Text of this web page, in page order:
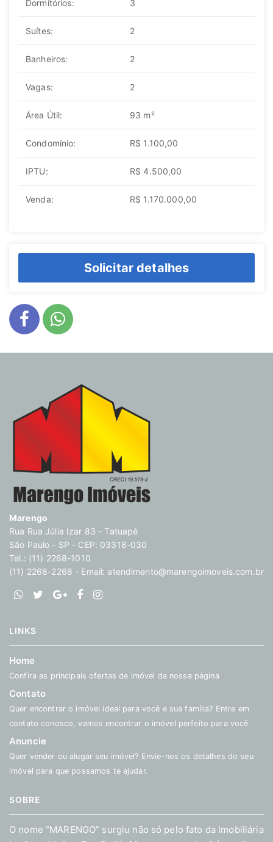
Dormitórios: 3
Suítes: 2
Banheiros: 2
Vagas: 2
Área Útil: 93 m²
Condomínio: R$ 1.100,00
IPTU: R$ 4.500,00
Venda: R$ 1.170.000,00
Solicitar detalhes
Marengo
Rua Rua Júlia Izar 83 - Tatuapé
São Paulo - SP - CEP: 03318-030
Tel.: (11) 2268-1010
(11) 2268-2268 - Email: atendimento@marengoimoveis.com.br
LINKS
Home
Confira as principais ofertas de imóvel da nossa página
Contato
Quer encontrar o imóvel ideal para você e sua família? Entre em
contato conosco, vamos encontrar o imóvel perfeito para você
Anuncie
Quer vender ou alugar seu imóvel? Envie-nos os detalhes do seu
imóvel para que possamos te ajudar.
SOBRE
O nome “MARENGO” surgiu não só pelo fato da Imobiliária